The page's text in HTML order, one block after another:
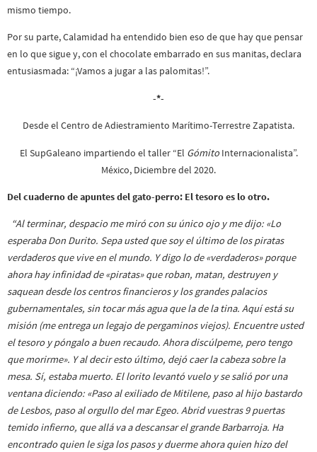
mismo tiempo.
Por su parte, Calamidad ha entendido bien eso de que hay que pensar
en lo que sigue y, con el chocolate embarrado en sus manitas, declara
entusiasmada: “¡Vamos a jugar a las palomitas!”.
-*-
Desde el Centro de Adiestramiento Marítimo-Terrestre Zapatista.
El SupGaleano impartiendo el taller “El GómitoInternacionalista”.
México, Diciembre del 2020.
Del cuaderno de apuntes del gato-perro: El tesoro es lo otro.
“Al terminar, despacio me miró con su único ojo y me dijo: «Lo
esperaba Don Durito. Sepa usted que soy el último de los piratas
verdaderos que vive en el mundo. Y digo lo de «verdaderos» porque
ahora hay infinidad de «piratas» que roban, matan, destruyen y
saquean desde los centros financieros y los grandes palacios
gubernamentales, sin tocar más agua que la de la tina. Aquí está su
misión (me entrega un legajo de pergaminos viejos). Encuentre usted
el tesoro y póngalo a buen recaudo. Ahora discúlpeme, pero tengo
que morirme». Y al decir esto último, dejó caer la cabeza sobre la
mesa. Sí, estaba muerto. El lorito levantó vuelo y se salió por una
ventana diciendo: «Paso al exiliado de Mitilene, paso al hijo bastardo
de Lesbos, paso al orgullo del mar Egeo. Abrid vuestras 9 puertas
temido infierno, que allá va a descansar el grandeBarbarroja. Ha
encontrado quien le siga los pasos y duerme ahora quien hizo del